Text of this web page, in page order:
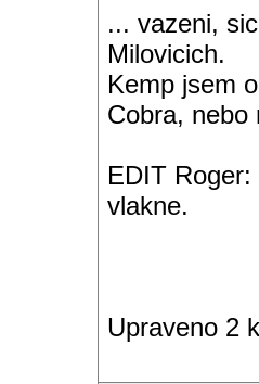
... vazeni,
Milovicich.
Kemp jsem
Cobra, nebo
EDIT
vlakne.
Upraveno 2